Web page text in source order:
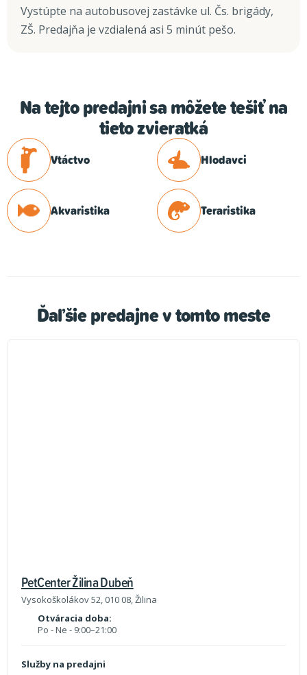
Vystúpte na autobusovej zastávke ul. Čs. brigády,
ZŠ. Predajňa je vzdialená asi 5 minút pešo.
Na tejto predajni sa môžete tešiť na
tieto zvieratká
Vtáctvo Hlodavci
Akvaristika Teraristika
Ďaľšie predajne v tomto meste
PetCenter Žilina Dubeň
Vysokoškolákov 52, 010 08, Žilina
Otváracia doba:
Po - Ne - 9:00–21:00
Služby na predajni